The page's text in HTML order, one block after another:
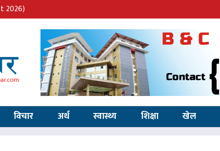
2026)
विचार अर्थ स्वास्थ्य शिक्षा खेल